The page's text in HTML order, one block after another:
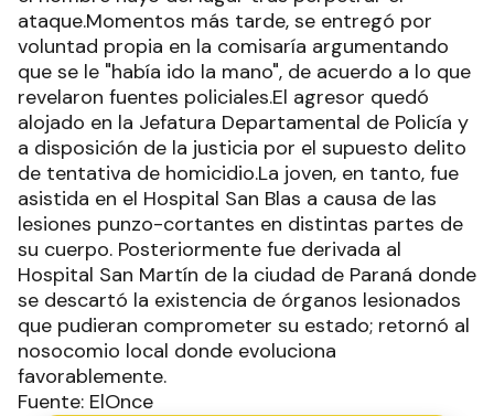
ataque.Momentos más tarde, se entregó por
voluntad propia en la comisaría argumentando
que se le "había ido la mano", de acuerdo a lo que
revelaron fuentes policiales.El agresor quedó
alojado en la Jefatura Departamental de Policía y
a disposición de la justicia por el supuesto delito
de tentativa de homicidio.La joven, en tanto, fue
asistida en el Hospital San Blas a causa de las
lesiones punzo-cortantes en distintas partes de
su cuerpo. Posteriormente fue derivada al
Hospital San Martín de la ciudad de Paraná donde
se descartó la existencia de órganos lesionados
que pudieran comprometer su estado; retornó al
nosocomio local donde evoluciona
favorablemente.
Fuente: ElOnce